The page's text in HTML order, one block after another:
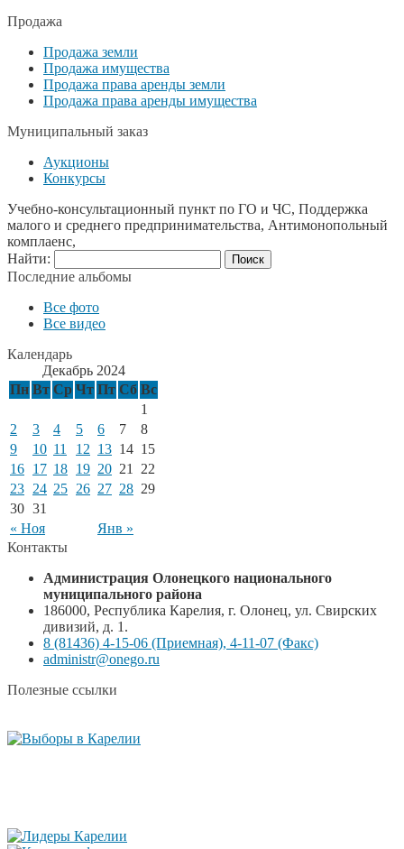
Продажа
Продажа земли
Продажа имущества
Продажа права аренды земли
Продажа права аренды имущества
Муниципальный заказ
Аукционы
Конкурсы
Учебно-консультационный пункт по ГО и ЧС, Поддержка
малого и среднего предпринимательства, Антимонопольный
комплаенс,
Найти:
Последние альбомы
Все фото
Все видео
Календарь
Декабрь 2024
Пн Вт Ср Чт Пт Сб Вс
« Ноя Янв »
1
2
3 4 5 6 7
8
9
10 11 12 13 14 15
16 17 18 19 20 21
22
23 24 25 26 27 28 29
30 31
Контакты
Администрация Олонецкого национального
муниципального района
186000, Республика Карелия, г. Олонец, ул. Свирских
дивизий, д. 1.
8 (81436) 4-15-06 (Приемная), 4-11-07 (Факс)
administr@onego.ru
Полезные ссылки